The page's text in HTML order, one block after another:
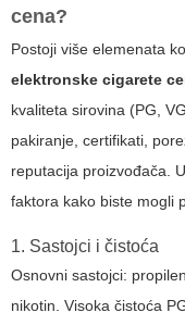
cena?
Postoji više elemenata
elektronske cigarete
kvaliteta sirovina (PG,
pakiranje, certifikati,
reputacija proizvođača.
faktora kako biste mogli
1. Sastojci i čistoća
Osnovni sastojci:
nikotin. Visoka čistoća